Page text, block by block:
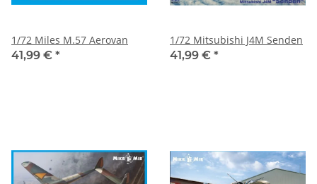
1/72 Miles M.57 Aerovan
41,99 € *
1/72 Mitsubishi J4M Senden
41,99 € *